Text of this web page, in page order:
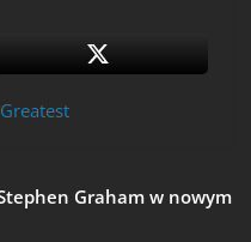
Graham w nowym